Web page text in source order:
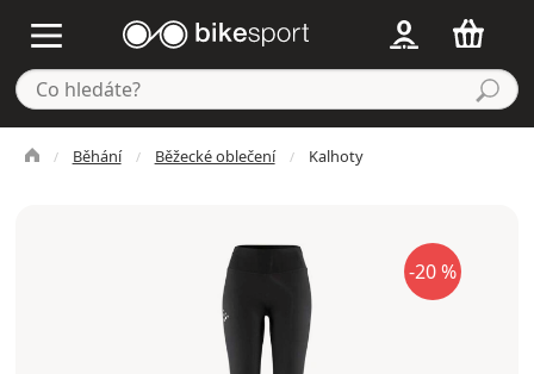
Běhání Běžecké oblečení Kalhoty
-20 %